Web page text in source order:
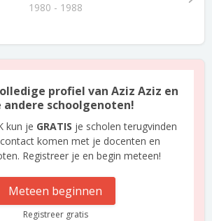
1980 - 1988
profiel van Aziz Aziz en
andere schoolgenoten!
kun je GRATIS je scholen terugvinden
komen met je docenten en
Registreer je en begin meteen!
Meteen beginnen
Registreer gratis